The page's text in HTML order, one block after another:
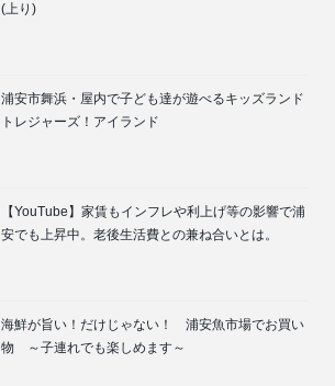
(上り)
浦安市舞浜・屋内で子ども達が遊べるキッズランド
トレジャーズ！アイランド
【YouTube】家賃もインフレや利上げ等の影響で浦
安でも上昇中。老後生活費との兼ね合いとは。
海鮮が旨い！だけじゃない！ 浦安魚市場でお買い
物 ～子連れでも楽しめます～